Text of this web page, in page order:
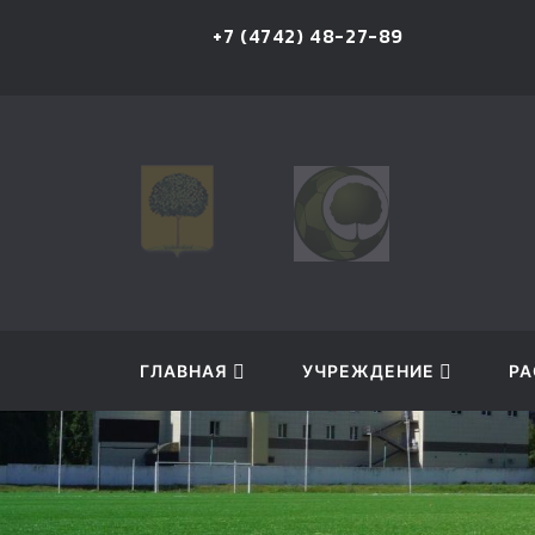
+7 (4742) 48-27-89
ГЛАВНАЯ УЧРЕЖДЕНИЕ